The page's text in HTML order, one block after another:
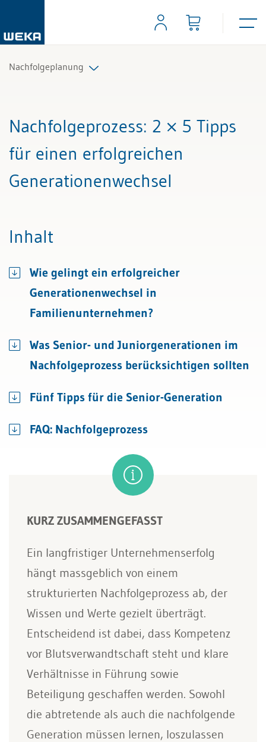
Nachfolgeplanung
Alle Fachexperten
Nachfolgeprozess: 2 × 5 Tipps
für einen erfolgreichen
Generationenwechsel
Inhalt
Wie gelingt ein erfolgreicher
Generationenwechsel in
Familienunternehmen?
Was Senior- und Juniorgenerationen im
Nachfolgeprozess berücksichtigen sollten
Fünf Tipps für die Senior-Generation
FAQ: Nachfolgeprozess
KURZ ZUSAMMENGEFASST
Ein langfristiger Unternehmenserfolg
hängt massgeblich von einem
strukturierten Nachfolgeprozess ab, der
Wissen und Werte gezielt überträgt.
Entscheidend ist dabei, dass Kompetenz
vor Blutsverwandtschaft steht und klare
Verhältnisse in Führung sowie
Beteiligung geschaffen werden. Sowohl
die abtretende als auch die nachfolgende
Generation müssen lernen, loszulassen